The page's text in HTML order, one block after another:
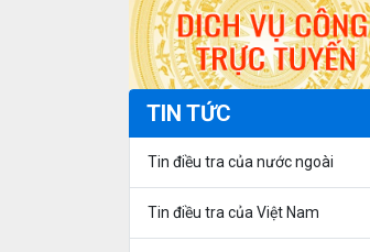
TIN TỨC
Tin điều tra của nước ngoài
Tin điều tra của Việt Nam